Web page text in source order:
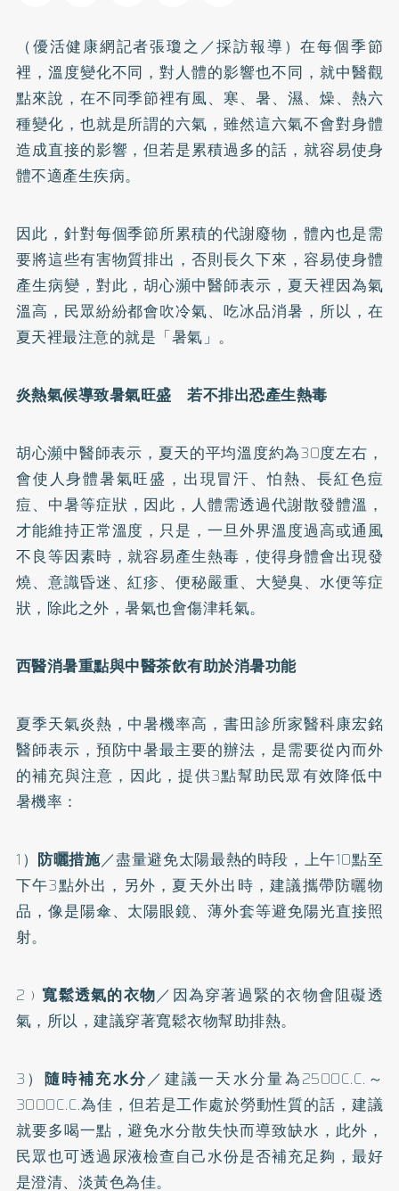
（優活健康網記者張瓊之／採訪報導）在每個季節
裡，溫度變化不同，對人體的影響也不同，就中醫觀
點來說，在不同季節裡有風、寒、暑、濕、燥、熱六
種變化，也就是所謂的六氣，雖然這六氣不會對身體
造成直接的影響，但若是累積過多的話，就容易使身
體不適產生疾病。
因此，針對每個季節所累積的代謝廢物，體內也是需
要將這些有害物質排出，否則長久下來，容易使身體
產生病變，對此，胡心瀕中醫師表示，夏天裡因為氣
溫高，民眾紛紛都會吹冷氣、吃冰品消暑，所以，在
夏天裡最注意的就是「暑氣」。
炎熱氣候導致暑氣旺盛 若不排出恐產生熱毒
胡心瀕中醫師表示，夏天的平均溫度約為30度左右，
會使人身體暑氣旺盛，出現冒汗、怕熱、長紅色痘
痘、中暑等症狀，因此，人體需透過代謝散發體溫，
才能維持正常溫度，只是，一旦外界溫度過高或通風
不良等因素時，就容易產生熱毒，使得身體會出現發
燒、意識昏迷、紅疹、便秘嚴重、大變臭、水便等症
狀，除此之外，暑氣也會傷津耗氣。
西醫消暑重點與中醫茶飲有助於消暑功能
夏季天氣炎熱，中暑機率高，書田診所家醫科康宏銘
醫師表示，預防中暑最主要的辦法，是需要從內而外
的補充與注意，因此，提供3點幫助民眾有效降低中
暑機率：
1） 防曬措施／盡量避免太陽最熱的時段，上午10點至
下午3點外出，另外，夏天外出時，建議攜帶防曬物
品，像是陽傘、太陽眼鏡、薄外套等避免陽光直接照
射。
2﹚寬鬆透氣的衣物／因為穿著過緊的衣物會阻礙透
氣，所以，建議穿著寬鬆衣物幫助排熱。
3） 隨時補充水分／建議一天水分量為2500C.C.～
3000C.C.為佳，但若是工作處於勞動性質的話，建議
就要多喝一點，避免水分散失快而導致缺水，此外，
民眾也可透過尿液檢查自己水份是否補充足夠，最好
是澄清、淡黃色為佳。